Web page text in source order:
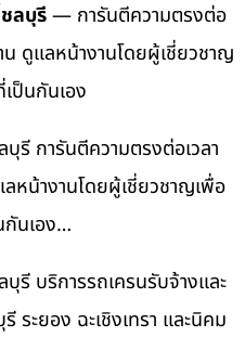
ลบุรี— การันตีความตรงต่อ
ดูแลหน้างานโดยผู้เชี่ยวชาญ
ป็นกันเอง
รี การันตีความตรงต่อเวลา
หน้างานโดยผู้เชี่ยวชาญเพื่อ
กันเอง…
รี บริการรถเครนรับจ้างและ
ระยอง ฉะเชิงเทรา และนิคม